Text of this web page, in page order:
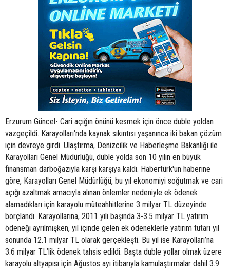
Erzurum Güncel- Cari açığın önünü kesmek için önce duble yoldan
vazgeçildi. Karayolları'nda kaynak sıkıntısı yaşanınca iki bakan çözüm
için devreye girdi. Ulaştırma, Denizcilik ve Haberleşme Bakanlığı ile
Karayolları Genel Müdürlüğü, duble yolda son 10 yılın en büyük
finansman darboğazıyla karşı karşıya kaldı. Habertürk'un haberine
göre, Karayolları Genel Müdürlüğü, bu yıl ekonomiyi soğutmak ve cari
açığı azaltmak amacıyla alınan önlemler nedeniyle ek ödenek
alamadıkları için karayolu müteahhitlerine 3 milyar TL düzeyinde
borçlandı. Karayollarına, 2011 yılı başında 3-3.5 milyar TL yatırım
ödeneği ayrılmışken, yıl içinde gelen ek ödeneklerle yatırım tutarı yıl
sonunda 12.1 milyar TL olarak gerçekleşti. Bu yıl ise Karayolları’na
3.6 milyar TL’lik ödenek tahsis edildi. Başta duble yollar olmak üzere
karayolu altyapısı için Ağustos ayı itibarıyla kamulaştırmalar dahil 3.9